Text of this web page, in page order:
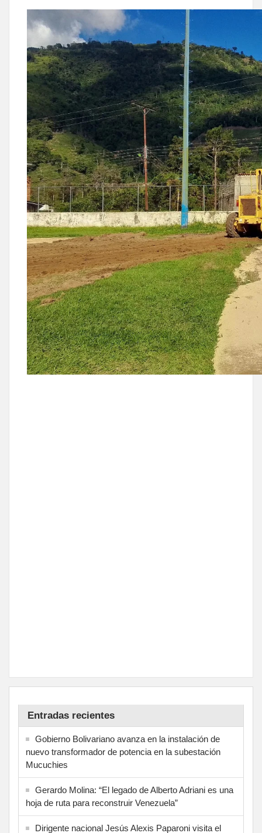
Entradas recientes
Gobierno Bolivariano avanza en la instalación de
nuevo transformador de potencia en la subestación
Mucuchies
Gerardo Molina: “El legado de Alberto Adriani es una
hoja de ruta para reconstruir Venezuela”
Dirigente nacional Jesús Alexis Paparoni visita el